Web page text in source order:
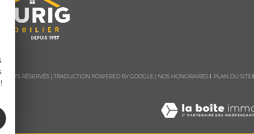
RÉSERVÉS | TRADUCTION POWERED BY GOOGLE | NOS HONORAIRES PLAN DU SITE